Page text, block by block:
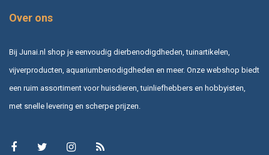
Over ons
Bij Junai.nl shop je eenvoudig dierbenodigdheden, tuinartikelen,
vijverproducten, aquariumbenodigdheden en meer. Onze webshop biedt
een ruim assortiment voor huisdieren, tuinliefhebbers en hobbyisten,
met snelle levering en scherpe prijzen.